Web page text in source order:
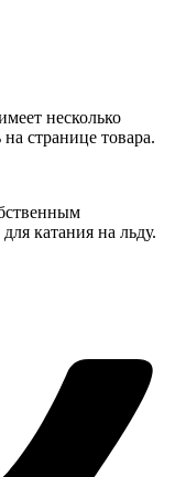
несколько
странице товара.
катания на льду.